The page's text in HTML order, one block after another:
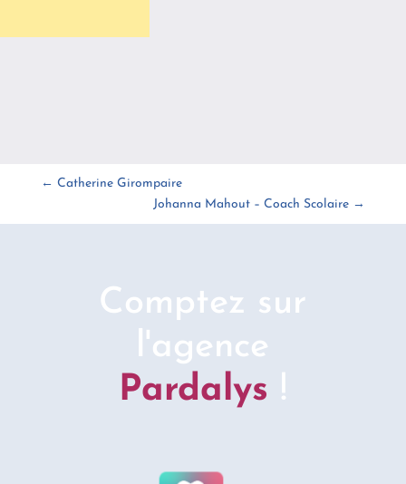
← Catherine Girompaire
Johanna Mahout – Coach Scolaire →
Comptez sur
l'agence
Pardalys !